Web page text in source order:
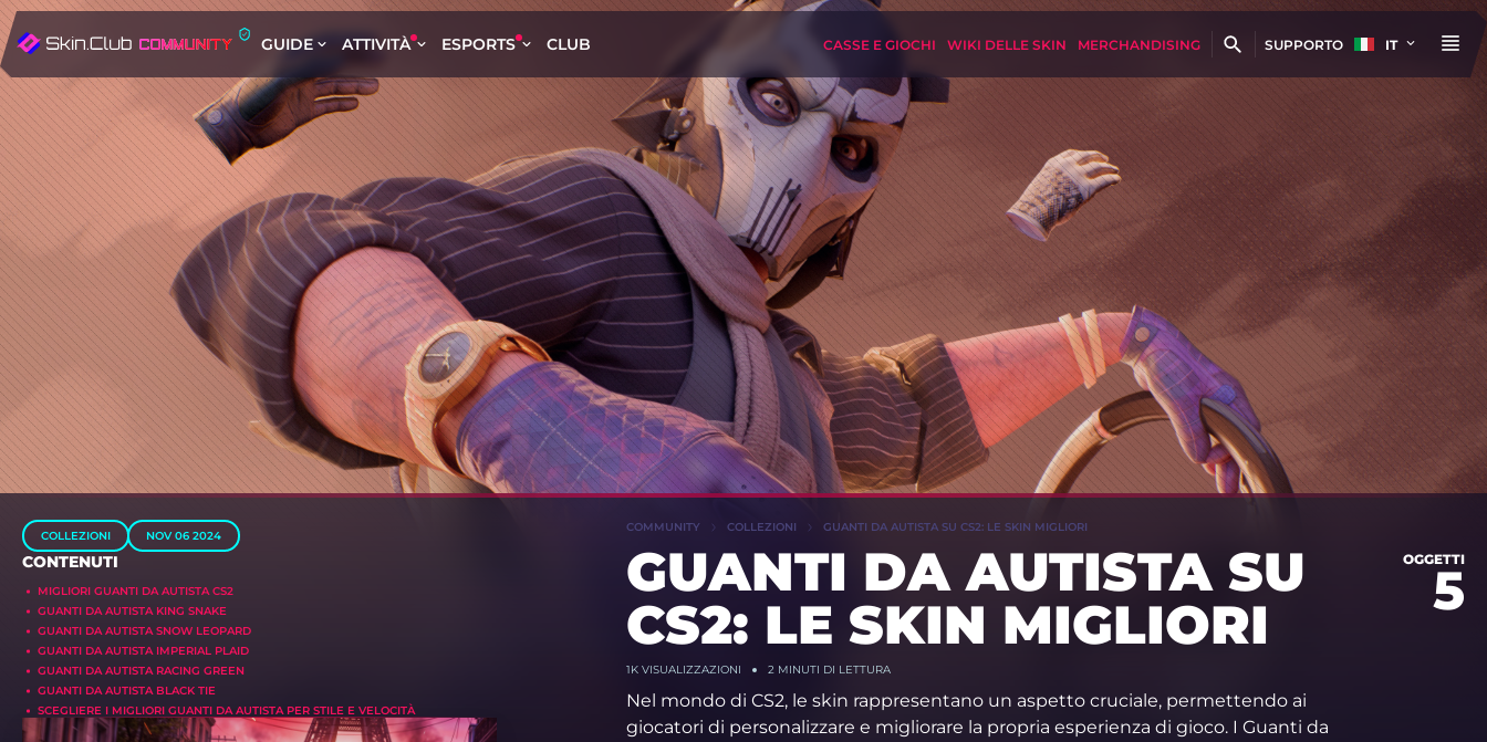
GUIDE ATTIVITÀ ESPORTS CLUB CASSE E GIOCHI WIKI DELLE SKIN MERCHANDISING SUPPORTO IT
COLLEZIONI NOV 06 2024
CONTENUTI
MIGLIORI GUANTI DA AUTISTA CS2
GUANTI DA AUTISTA KING SNAKE
GUANTI DA AUTISTA SNOW LEOPARD
GUANTI DA AUTISTA IMPERIAL PLAID
GUANTI DA AUTISTA RACING GREEN
GUANTI DA AUTISTA BLACK TIE
SCEGLIERE I MIGLIORI GUANTI DA AUTISTA PER STILE E VELOCITÀ
COMMUNITY COLLEZIONI GUANTI DA AUTISTA SU CS2: LE SKIN MIGLIORI
GUANTI DA AUTISTA SU
CS2: LE SKIN MIGLIORI
OGGETTI
5
1K VISUALIZZAZIONI 2 MINUTI DI LETTURA
Nel mondo di CS2, le skin rappresentano un aspetto cruciale, permettendo ai
giocatori di personalizzare e migliorare la propria esperienza di gioco. I Guanti da